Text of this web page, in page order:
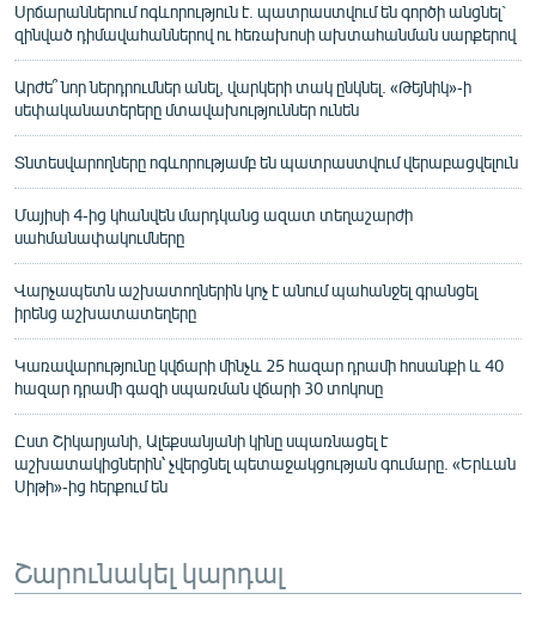
Սրճարաններում ոգևորություն է. պատրաստվում են գործի անցնել`
զինված դիմավահաններով ու հեռախոսի ախտահանման սարքերով
Արժե՞ նոր ներդրումներ անել, վարկերի տակ ընկնել. «Թեյնիկ»-ի
սեփականատերերը մտավախություններ ունեն
Տնտեսվարողները ոգևորությամբ են պատրաստվում վերաբացվելուն
Մայիսի 4-ից կհանվեն մարդկանց ազատ տեղաշարժի
սահմանափակումները
Վարչապետն աշխատողներին կոչ է անում պահանջել գրանցել
իրենց աշխատատեղերը
Կառավարությունը կվճարի մինչև 25 հազար դրամի հոսանքի և 40
հազար դրամի գազի սպառման վճարի 30 տոկոսը
Ըստ Շիկարյանի, Ալեքսանյանի կինը սպառնացել է
աշխատակիցներին՝ չվերցնել պետաջակցության գումարը. «Երևան
Սիթի»-ից հերքում են
Շարունակել կարդալ